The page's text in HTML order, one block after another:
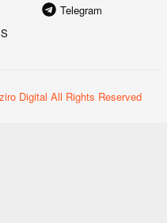
Telegram
Digital All Rights Reserved